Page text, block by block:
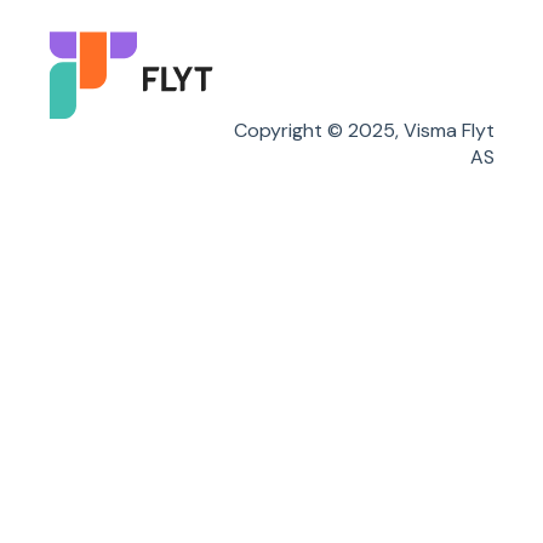
Flyt Foresatt
Copyright © 2025, Visma Flyt
AS